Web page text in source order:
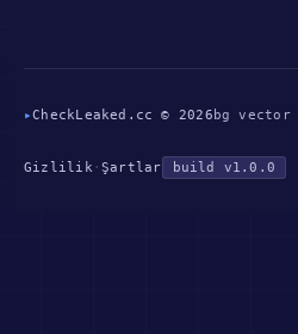
▸CheckLeaked.cc © 2026 bg
Gizlilik · Şartlar build v1.0.0